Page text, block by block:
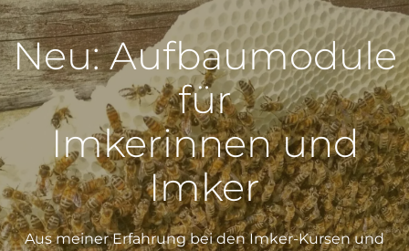
Neu: Aufbaumodule
für
Imkerinnen und
Imker
Aus meiner Erfahrung bei den Imker-Kursen und